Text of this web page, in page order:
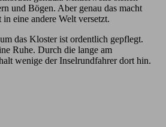
und Bögen. Aber genau das macht
eine andere Welt versetzt.
das Kloster ist ordentlich gepflegt.
Ruhe. Durch die lange am
wenige der Inselrundfahrer dort hin.